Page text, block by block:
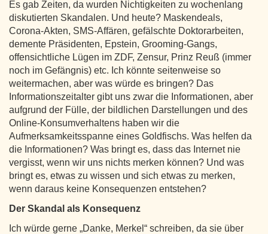
Es gab Zeiten, da wurden Nichtigkeiten zu wochenlang
diskutierten Skandalen. Und heute? Maskendeals,
Corona‑Akten, SMS‑Affären, gefälschte Doktorarbeiten,
demente Präsidenten, Epstein, Grooming‑Gangs,
offensichtliche Lügen im ZDF, Zensur, Prinz Reuß (immer
noch im Gefängnis) etc. Ich könnte seitenweise so
weitermachen, aber was würde es bringen? Das
Informationszeitalter gibt uns zwar die Informationen, aber
aufgrund der Fülle, der bildlichen Darstellungen und des
Online‑Konsumverhaltens haben wir die
Aufmerksamkeitsspanne eines Goldfischs. Was helfen da
die Informationen? Was bringt es, dass das Internet nie
vergisst, wenn wir uns nichts merken können? Und was
bringt es, etwas zu wissen und sich etwas zu merken,
wenn daraus keine Konsequenzen entstehen?
Der Skandal als Konsequenz
Ich würde gerne „Danke, Merkel“ schreiben, da sie über